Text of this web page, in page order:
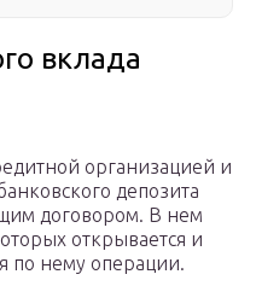
вклада
организацией и
депозита
договором. В нем
открывается и
по нему операции.